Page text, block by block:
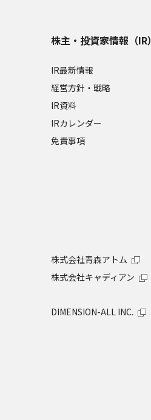
株主・投資家情報（IR）
IR最新情報
経営方針・戦略
IR資料
IRカレンダー
免責事項
株式会社青森アトム
株式会社キャディアン
DIMENSION-ALL INC.